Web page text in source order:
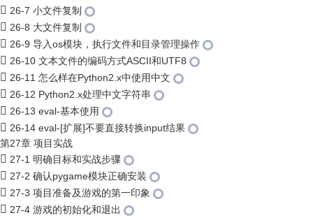
26-7 小文件复制
26-8 大文件复制
26-9 导入os模块，执行文件和目录管理操作
26-10 文本文件的编码方式ASCII和UTF8
26-11 怎么样在Python2.x中使用中文
26-12 Python2.x处理中文字符串
26-13 eval-基本使用
26-14 eval-[扩展]不要直接转换input结果
第27章 项目实战
27-1 明确目标和实战步骤
27-2 确认pygame模块正确安装
27-3 项目准备及游戏的第一印象
27-4 游戏的初始化和退出